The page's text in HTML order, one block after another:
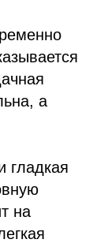
а
гладкая
на